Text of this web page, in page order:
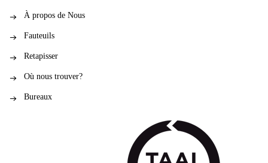
À propos de Nous
Fauteuils
Retapisser
Où nous trouver?
Bureaux